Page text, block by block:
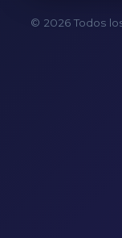
© 2026 Todos